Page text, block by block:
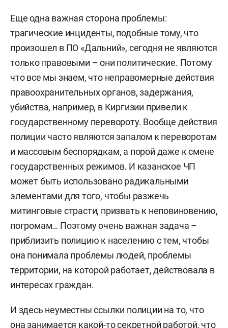
Еще одна важная сторона проблемы:
трагические инциденты, подобные тому, что
произошел в ПО «Дальний», сегодня не являются
только правовыми – они политические. Потому
что все мы знаем, что неправомерные действия
правоохранительных органов, задержания,
убийства, например, в Киргизии привели к
государственному перевороту. Вообще действия
полиции часто являются запалом к переворотам
и массовым беспорядкам, а порой даже к смене
государственных режимов. И казанское ЧП
может быть использовано радикальными
элементами для того, чтобы разжечь
митинговые страсти, призвать к неповиновению,
погромам… Поэтому очень важная задача –
приблизить полицию к населению с тем, чтобы
она понимала проблемы людей, проблемы
территории, на которой работает, действовала в
интересах граждан.
И здесь неуместны ссылки полиции на то, что
она занимается какой-то секретной работой, что